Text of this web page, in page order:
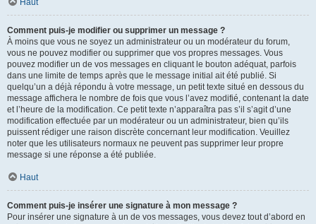
Haut
Comment puis-je modifier ou supprimer un message ?
À moins que vous ne soyez un administrateur ou un modérateur du forum,
vous ne pouvez modifier ou supprimer que vos propres messages. Vous
pouvez modifier un de vos messages en cliquant le bouton adéquat, parfois
dans une limite de temps après que le message initial ait été publié. Si
quelqu’un a déjà répondu à votre message, un petit texte situé en dessous du
message affichera le nombre de fois que vous l’avez modifié, contenant la date
et l’heure de la modification. Ce petit texte n’apparaîtra pas s’il s’agit d’une
modification effectuée par un modérateur ou un administrateur, bien qu’ils
puissent rédiger une raison discrète concernant leur modification. Veuillez
noter que les utilisateurs normaux ne peuvent pas supprimer leur propre
message si une réponse a été publiée.
Haut
Comment puis-je insérer une signature à mon message ?
Pour insérer une signature à un de vos messages, vous devez tout d’abord en